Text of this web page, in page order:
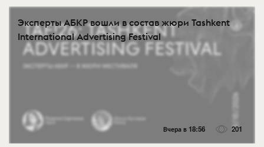
Эксперты АБКР вошли в состав жюри Tashkent
International Advertising Festival
Вчера в 18:56 201